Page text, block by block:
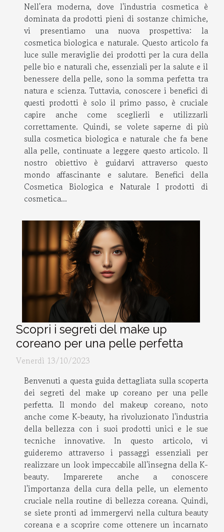
Nell'era moderna, dove l'industria cosmetica è
dominata da prodotti pieni di sostanze chimiche,
vi presentiamo una nuova prospettiva: la
cosmetica biologica e naturale. Questo articolo fa
luce sulle meraviglie dei prodotti per la cura della
pelle bio e naturali che, essenziali per la salute e il
benessere della pelle, sono la somma perfetta tra
natura e scienza. Tuttavia, conoscere i benefici di
questi prodotti è solo il primo passo, è cruciale
capire anche come sceglierli e utilizzarli
correttamente. Quindi, se volete saperne di più
sulla cosmetica biologica e naturale che fa bene
alla pelle, continuate a leggere questo articolo. Il
nostro obiettivo è guidarvi attraverso questo
mondo affascinante e salutare. Benefici della
Cosmetica Biologica e Naturale I prodotti di
cosmetica...
Scopri i segreti del make up
coreano per una pelle perfetta
Venerdì 13/10/2023
Benvenuti a questa guida dettagliata sulla scoperta
dei segreti del make up coreano per una pelle
perfetta. Il mondo del makeup coreano, noto
anche come K-beauty, ha rivoluzionato l'industria
della bellezza con i suoi prodotti unici e le sue
tecniche innovative. In questo articolo, vi
guideremo attraverso i passaggi essenziali per
realizzare un look impeccabile all'insegna della K-
beauty. Imparerete anche a conoscere
l'importanza della cura della pelle, un elemento
cruciale nella routine di bellezza coreana. Quindi,
se siete pronti ad immergervi nella cultura beauty
coreana e a scoprire come ottenere un incarnato